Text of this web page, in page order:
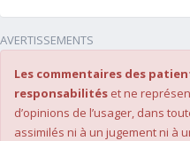
AVERTISSEMENTS
Les commentaires des
responsabilités et ne
d’opinions de l’usager, dans
assimilés ni à un jugement ni à